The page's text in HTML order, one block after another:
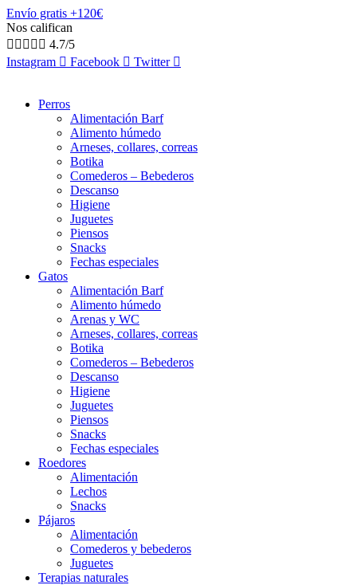
Envío gratis +120€
Nos califican
     4.7/5
Instagram
Facebook Twitter
Perros
Alimentación Barf
Alimento húmedo
Arneses, collares, correas
Botika
Comederos – Bebederos
Descanso
Higiene
Juguetes
Piensos
Snacks
Fechas especiales
Gatos
Alimentación Barf
Alimento húmedo
Arenas y WC
Arneses, collares, correas
Botika
Comederos – Bebederos
Descanso
Higiene
Juguetes
Piensos
Snacks
Fechas especiales
Roedores
Alimentación
Lechos
Snacks
Pájaros
Alimentación
Comederos y bebederos
Juguetes
Terapias naturales